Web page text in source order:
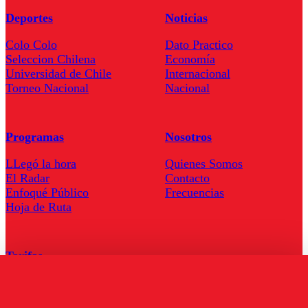
Deportes
Colo Colo
Seleccion Chilena
Universidad de Chile
Torneo Nacional
Noticias
Dato Practico
Economía
Internacional
Nacional
Programas
LLegó la hora
El Radar
Enfoqué Público
Hoja de Ruta
Nosotros
Quienes Somos
Contacto
Frecuencias
Tarifas